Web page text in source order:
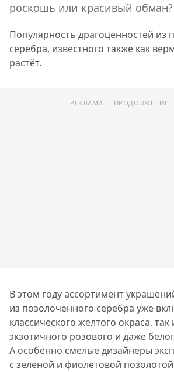
роскошь или красивый обман?
Популярность драгоценностей из
серебра, известного также как
растёт.
РЕКЛАМА — ПРОДОЛЖЕНИЕ
В этом году ассортимент
из позолоченного серебра уже
классического жёлтого окраса, так
экзотичного розового и даже
А особенно смелые дизайнеры
с зелёной и фиолетовой